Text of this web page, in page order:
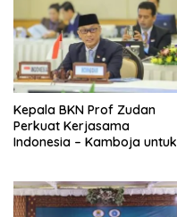
Kepala BKN Prof Zudan
Perkuat Kerjasama
Indonesia – Kamboja untuk